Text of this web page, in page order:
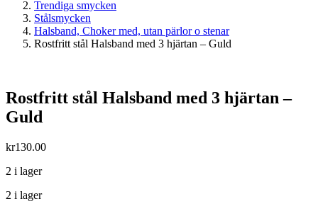
Trendiga smycken
Stålsmycken
Halsband, Choker med, utan pärlor o stenar
Rostfritt stål Halsband med 3 hjärtan – Guld
Rostfritt stål Halsband med 3 hjärtan –
Guld
kr130.00
2 i lager
2 i lager